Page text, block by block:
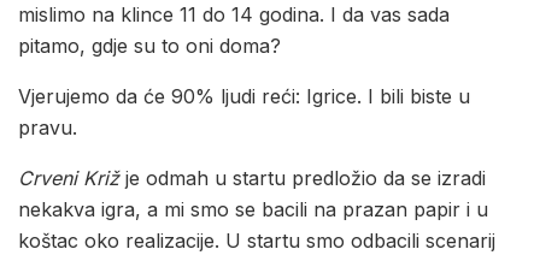
mislimo na klince 11 do 14 godina. I da vas sada
pitamo, gdje su to oni doma?
Vjerujemo da će 90% ljudi reći: Igrice. I bili biste u
pravu.
Crveni Križje odmah u startu predložio da se izradi
nekakva igra, a mi smo se bacili na prazan papir i u
koštac oko realizacije. U startu smo odbacili scenarij